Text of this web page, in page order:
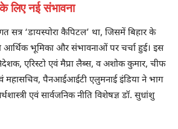
के लिए नई संभावना
सत्र ‘डायस्पोरा कैपिटल’ था, जिसमें बिहार के
आर्थिक भूमिका और संभावनाओं पर चर्चा हुई। इस
एरिस्टो एवं मैप्रा लैब्स, व अशोक कुमार, चीफ
महासचिव, पैनआईआईटी एलुमनाई इंडिया ने भाग
एवं सार्वजनिक नीति विशेषज्ञ डॉ. सुधांशु